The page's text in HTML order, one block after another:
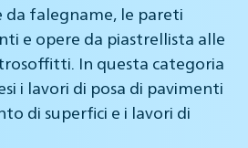
da falegname, le pareti
e opere da piastrellista alle
In questa categoria
i lavori di posa di pavimenti
di superfici e i lavori di